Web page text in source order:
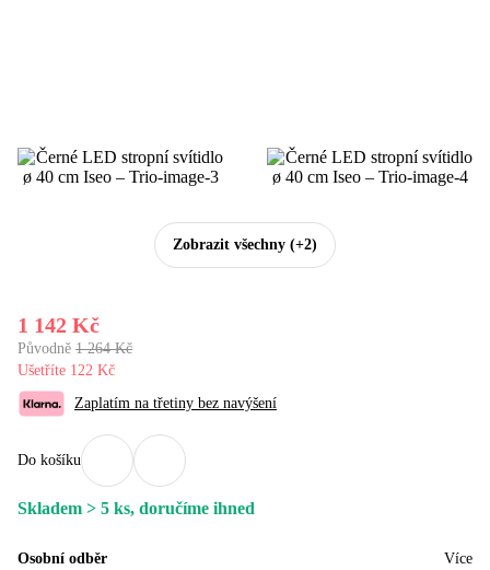
Zobrazit všechny (+2)
1 142 Kč
Původně 1 264 Kč
Ušetříte 122 Kč
Zaplatím na třetiny bez navýšení
Do košíku
Skladem > 5 ks, doručíme ihned
Osobní odběr
Více